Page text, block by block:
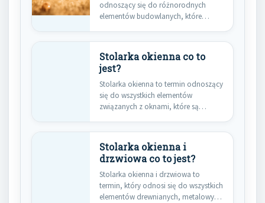
odnoszący się do różnorodnych
elementów budowlanych, które
Stolarka okienna co to
jest?
Stolarka okienna to termin odnoszący
się do wszystkich elementów
związanych z oknami, które są
Stolarka okienna i
drzwiowa co to jest?
Stolarka okienna i drzwiowa to
termin, który odnosi się do wszystkich
elementów drewnianych, metalowych